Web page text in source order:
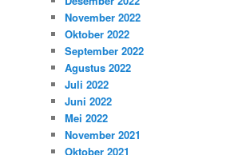
November 2022
Oktober 2022
September 2022
Agustus 2022
Juli 2022
Juni 2022
Mei 2022
November 2021
Oktober 2021